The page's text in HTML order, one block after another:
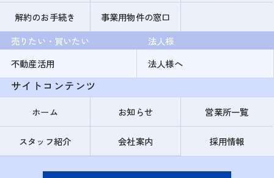
解約のお手続き
事業用物件の窓口
売りたい・買いたい
不動産活用
法人様
法人様へ
サイトコンテンツ
ホーム お知らせ 営業所一覧
スタッフ紹介 会社案内 採用情報